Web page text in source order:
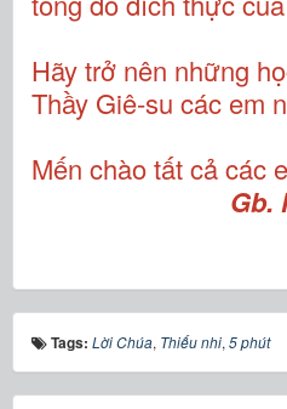
Hãy trở nên những
Thầy Giê-su các em
Mến chào tất cả các
Gb.
Tags: Lời Chúa, Thiếu nhi, 5 phút